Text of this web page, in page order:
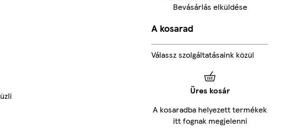
Bevásárlás elküldése
A kosarad
Válassz szolgáltatásaink közül
Üres kosár
A kosaradba helyezett termékek
itt fognak megjelenni